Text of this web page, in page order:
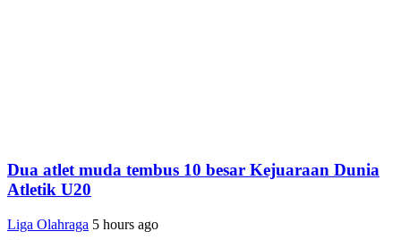
Dua atlet muda tembus 10 besar Kejuaraan Dunia
Atletik U20
Liga Olahraga 5 hours ago